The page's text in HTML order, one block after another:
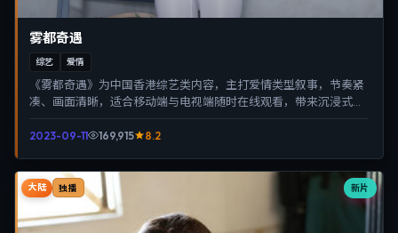
雾都奇遇
综艺 爱情
《雾都奇遇》为中国香港综艺类内容，主打爱情类型叙事，节奏紧
凑、画面清晰，适合移动端与电视端随时在线观看，带来沉浸式视
2023-09-11 169,915 8.2
新片
大陆 独播